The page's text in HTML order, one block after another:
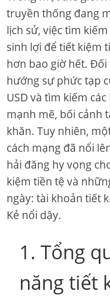
truyền thống đang
lịch sử, việc tìm
sinh lợi để tiết kiệm
hơn bao giờ hết.
hướng sự phức tạp
USD và tìm kiếm
mạnh mẽ, bối cảnh
khăn. Tuy nhiên,
cách mạng đã nổi
hải đăng hy vọng
kiệm tiền tệ và
ngày: tài khoản tiết
Kẻ nổi dậy.
1. Tổng
năng tiết